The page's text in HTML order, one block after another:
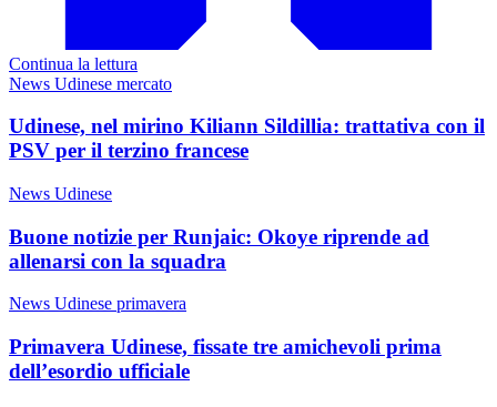
Continua la lettura
News Udinese mercato
Udinese, nel mirino Kiliann Sildillia: trattativa con il
PSV per il terzino francese
News Udinese
Buone notizie per Runjaic: Okoye riprende ad
allenarsi con la squadra
News Udinese primavera
Primavera Udinese, fissate tre amichevoli prima
dell’esordio ufficiale